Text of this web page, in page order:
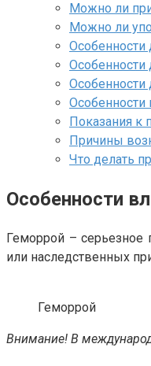
Можно ли
Можно ли
Особенности
Показания к
Причины
Что делать
Особенности
Геморрой – серьезное
или наследственных
Геморрой
Внимание! В